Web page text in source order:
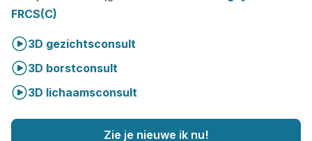
FRCS(C)
3D gezichtsconsult
3D borstconsult
3D lichaamsconsult
Zie je nieuwe ik nu!